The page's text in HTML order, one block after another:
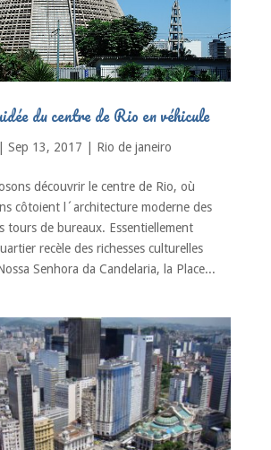
du centre de Rio en véhicule
Sep 13, 2017 Rio de janeiro
découvrir le centre de Rio, où
côtoient l´architecture moderne des
tours de bureaux. Essentiellement
recèle des richesses culturelles
Senhora da Candelaria, la Place...